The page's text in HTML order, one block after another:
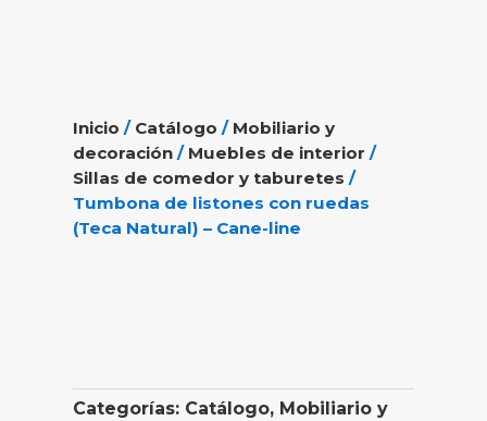
Inicio / Catálogo / Mobiliario y
decoración / Muebles de interior /
Sillas de comedor y taburetes /
Tumbona de listones con ruedas
(Teca Natural) – Cane-line
Categorías: Catálogo, Mobiliario y